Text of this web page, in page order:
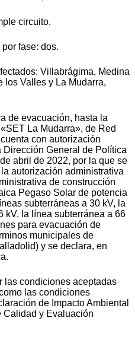
circuito.
fase: dos.
Villabrágima, Medina
los Valles y La Mudarra,
de evacuación, hasta la
La Mudarra», de Red
con autorización
General de Política
abril de 2022, por la que se
autorización administrativa
de construcción
Pegaso Solar de potencia
subterráneas a 30 kV, la
kV, la línea subterránea a 66
para evacuación de
municipales de
y se declara, en
las condiciones aceptadas
las condiciones
de Impacto Ambiental
Calidad y Evaluación